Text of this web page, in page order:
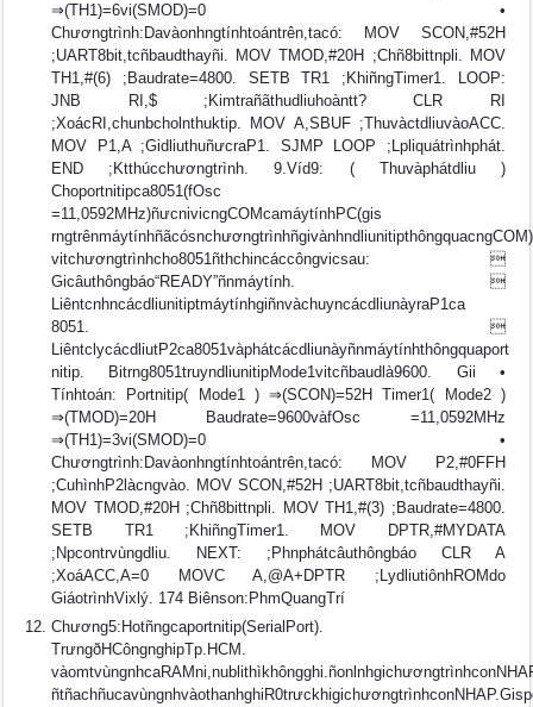
⇒(TH1)=6vi(SMOD)=0 •
Chươngtrình:Davàonhngtínhtoántrên,tacó: MOV SCON,#52H
;UART8bit,tcñbaudthayñi. MOV TMOD,#20H ;Chñ8bittnpli. MOV
TH1,#(6) ;Baudrate=4800. SETB TR1 ;KhiñngTimer1. LOOP:
JNB RI,$ ;Kimtrañãthudliuhoàntt? CLR RI
;XoácRI,chunbcholnthuktip. MOV A,SBUF ;ThuvàctdliuvàoACC.
MOV P1,A ;GidliuthuñưcraP1. SJMP LOOP ;Lpliquátrìnhphát.
END ;Ktthúcchươngtrình. 9.Víd9: ( Thuvàphátdliu )
Choportnitipca8051(fOsc
=11,0592MHz)ñưcnivicngCOMcamáytínhPC(gis
vitchươngtrìnhcho8051ñthchincáccôngvicsau: 
Gicâuthôngbáo“READY”ñnmáytính. 
LiêntcnhncácdliunitiptmáytínhgiñnvàchuyncácdliunàyraP1ca
8051. 
LiêntclycácdliutP2ca8051vàphátcácdliunàyñnmáytínhthôngquaport
nitip. Bitrng8051truyndliunitipMode1vitcñbaudlà9600. Gii •
Tínhtoán: Portnitip( Mode1 ) ⇒(SCON)=52H Timer1( Mode2 )
⇒(TMOD)=20H Baudrate=9600vàfOsc =11,0592MHz
⇒(TH1)=3vi(SMOD)=0 •
Chươngtrình:Davàonhngtínhtoántrên,tacó: MOV P2,#0FFH
;CuhìnhP2làcngvào. MOV SCON,#52H ;UART8bit,tcñbaudthayñi.
MOV TMOD,#20H ;Chñ8bittnpli. MOV TH1,#(3) ;Baudrate=4800.
SETB TR1 ;KhiñngTimer1. MOV DPTR,#MYDATA
;Npcontrvùngdliu. NEXT: ;Phnphátcâuthôngbáo CLR A
;XoáACC,A=0 MOVC A,@A+DPTR ;LydliutiônhROMdo
GiáotrìnhVixlý. 174 Biênson:PhmQuangTrí
Chương5:Hotñngcaportnitip(SerialPort).
TrưngðHCôngnghipTp.HCM.